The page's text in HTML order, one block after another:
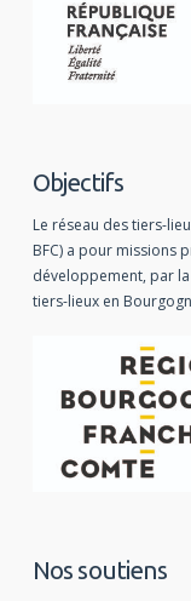
Objectifs
Le réseau des tiers-
BFC) a pour missions
développement, par
tiers-lieux en
Nos soutiens